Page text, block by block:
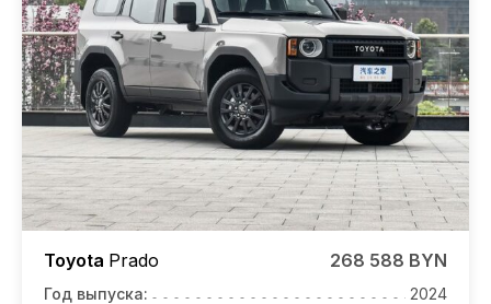
Toyota Prado 268 588 BYN
Год выпуска:
2024